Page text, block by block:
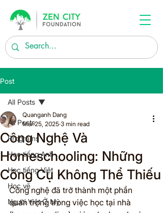
Post
All Posts
Programs
Học tiếng Anh
Học tiếng Việt
Học vẽ
Người Việt Ở Mỹ
All Posts
Công Nghệ Và
Homeschooling: Những
Công Cụ Không Thể Thiếu
Quanganh Dang
Mar 25, 2025 3 min read
Công nghệ đã trở thành một phần
quan trọng trong việc học tại nhà